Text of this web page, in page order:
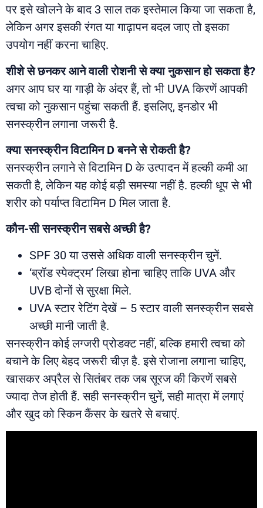
पर इसे खोलने के बाद 3 साल तक इस्तेमाल किया जा सकता है,
लेकिन अगर इसकी रंगत या गाढ़ापन बदल जाए तो इसका
उपयोग नहीं करना चाहिए.
शीशे से छनकर आने वाली रोशनी से क्या नुकसान हो सकता है?
अगर आप घर या गाड़ी के अंदर हैं, तो भी UVA किरणें आपकी
त्वचा को नुकसान पहुंचा सकती हैं. इसलिए, इनडोर भी
सनस्क्रीन लगाना जरूरी है.
क्या सनस्क्रीन विटामिन D बनने से रोकती है?
सनस्क्रीन लगाने से विटामिन D के उत्पादन में हल्की कमी आ
सकती है, लेकिन यह कोई बड़ी समस्या नहीं है. हल्की धूप से भी
शरीर को पर्याप्त विटामिन D मिल जाता है.
कौन-सी सनस्क्रीन सबसे अच्छी है?
SPF 30 या उससे अधिक वाली सनस्क्रीन चुनें.
‘ब्रॉड स्पेक्ट्रम’ लिखा होना चाहिए ताकि UVA और
UVB दोनों से सुरक्षा मिले.
UVA स्टार रेटिंग देखें – 5 स्टार वाली सनस्क्रीन सबसे
अच्छी मानी जाती है.
सनस्क्रीन कोई लग्जरी प्रोडक्ट नहीं, बल्कि हमारी त्वचा को
बचाने के लिए बेहद जरूरी चीज़ है. इसे रोजाना लगाना चाहिए,
खासकर अप्रैल से सितंबर तक जब सूरज की किरणें सबसे
ज्यादा तेज होती हैं. सही सनस्क्रीन चुनें, सही मात्रा में लगाएं
और खुद को स्किन कैंसर के खतरे से बचाएं.